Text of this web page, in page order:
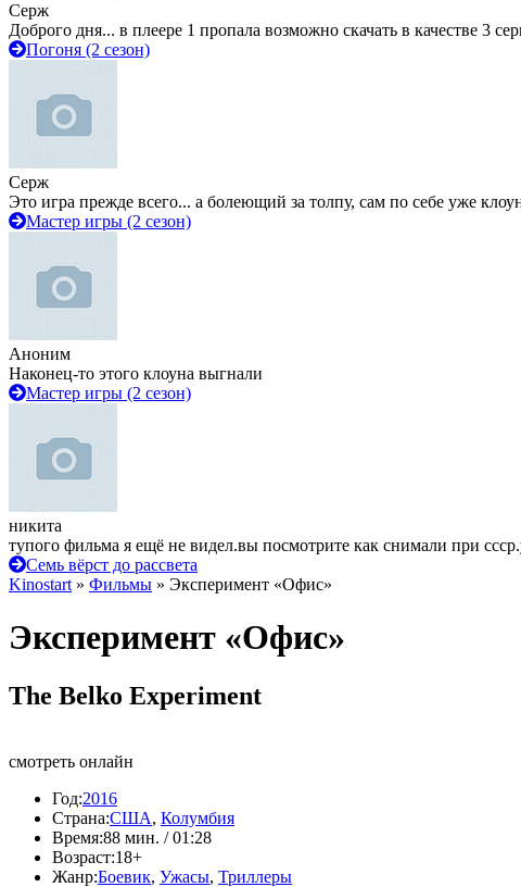
Серж
Доброго дня... в плеере 1 пропала возможно скачать в качестве 3
Погоня (2 сезон)
Серж
Это игра прежде всего... а болеющий за толпу, сам по себе уже
Мастер игры (2 сезон)
Аноним
Наконец-то этого клоуна выгнали
Мастер игры (2 сезон)
никита
тупого фильма я ещё не видел.вы посмотрите как снимали при
Семь вёрст до рассвета
Kinostart » Фильмы » Эксперимент «Офис»
Эксперимент «Офис»
The Belko Experiment
смотреть онлайн
Год:2016
Страна:США, Колумбия
Время:88 мин. / 01:28
Возраст:18+
Жанр:Боевик, Ужасы, Триллеры